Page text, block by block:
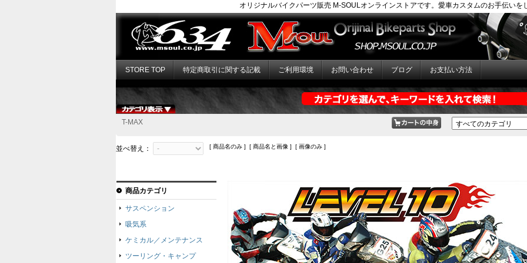
オリジナルバイクパーツ販売 M-SOULオンラインストアです。愛車カスタムのお手伝いを
STORE TOP 特定商取引に関する記載 ご利用環境 お問い合わせ ブログ お支払い方法
T-MAX
並べ替え： [ 商品名のみ ] [ 商品名と画像 ] [ 画像のみ ]
商品カテゴリ
サスペンション
吸気系
ケミカル／メンテナンス
ツーリング・キャンプ